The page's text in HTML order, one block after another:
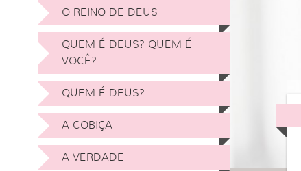
O REINO DE DEUS
QUEM É DEUS? QUEM É
VOCÊ?
QUEM É DEUS?
A COBIÇA
A VERDADE